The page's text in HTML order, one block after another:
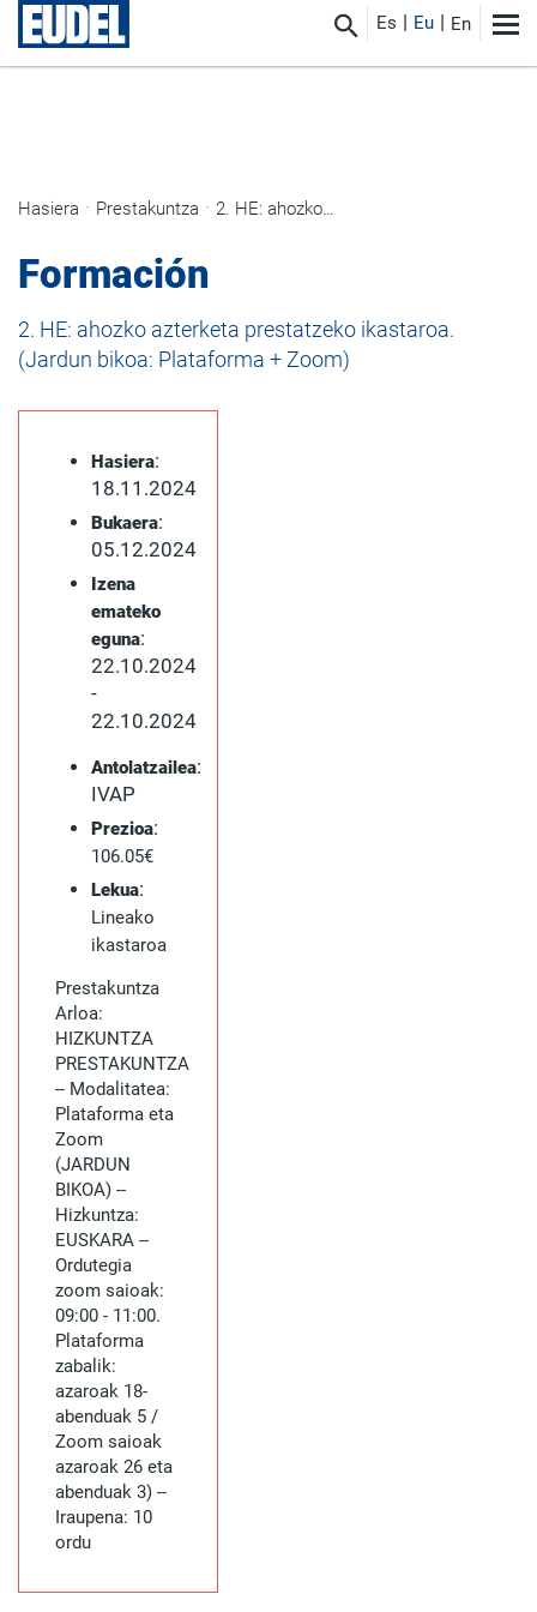
Es Eu En
Hasiera Prestakuntza 2. HE: ahozko azterketa prestatzeko ikastaroa. (Jardun bikoa: Plataforma + Zoom)
Formación
2. HE: ahozko azterketa prestatzeko ikastaroa.
(Jardun bikoa: Plataforma + Zoom)
Hasiera:
18.11.2024
Bukaera:
05.12.2024
Izena
emateko
eguna:
22.10.2024
-
22.10.2024
Antolatzailea:
IVAP
Prezioa:
106.05€
Lekua:
Lineako
ikastaroa
Prestakuntza
Arloa:
HIZKUNTZA
PRESTAKUNTZA
-- Modalitatea:
Plataforma eta
Zoom
(JARDUN
BIKOA) --
Hizkuntza:
EUSKARA --
Ordutegia
zoom saioak:
09:00 - 11:00.
Plataforma
zabalik:
azaroak 18-
abenduak 5 /
Zoom saioak
azaroak 26 eta
abenduak 3) --
Iraupena: 10
ordu